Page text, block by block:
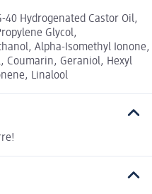
Hydrogenated Castor Oil,
Glycol,
Alpha-Isomethyl Ionone,
Coumarin, Geraniol, Hexyl
Linalool